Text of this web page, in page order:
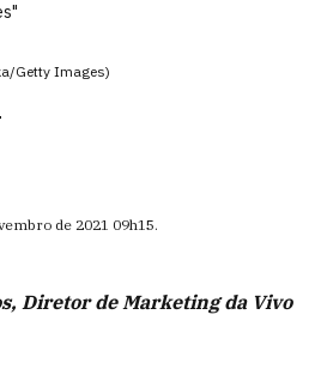
Getty Images)
de 2021 09h15.
Diretor de Marketing da Vivo